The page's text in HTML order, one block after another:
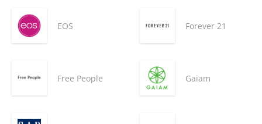
EOS Forever 21
Free People Gaiam